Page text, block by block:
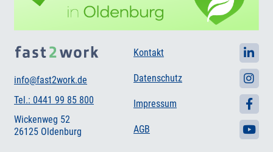
info@fast2work.de
Tel.: 0441 99 85 800
Wickenweg 52
26125 Oldenburg
Kontakt
Datenschutz
Impressum
AGB